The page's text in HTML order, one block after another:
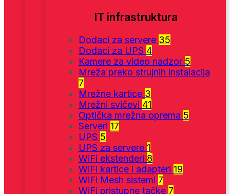
IT infrastruktura
Dodaci za servere 35
Dodaci za UPS 4
Kamere za video nadzor 5
Mreža preko strujnih instalacija
7
Mrežne kartice 3
Mrežni svičevi 41
Optička mrežna oprema 5
Serveri 17
UPS 5
UPS za servere 1
WiFi ekstenderi 8
WiFi kartice i adapteri 19
WiFi Mesh sistemi 7
WiFi pristupne tačke 7